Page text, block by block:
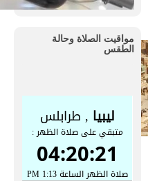
مواقيت الصلاة وحالة
الطقس